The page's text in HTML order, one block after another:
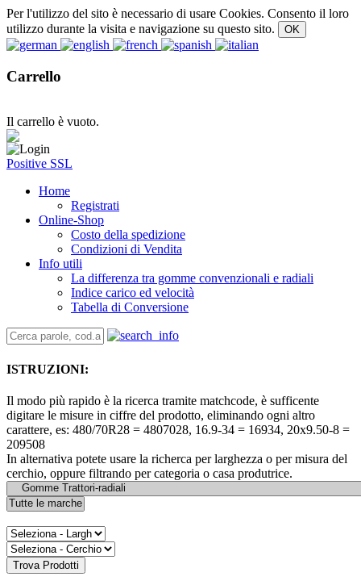
Per l'utilizzo del sito è necessario di usare Cookies. Consento il loro
utilizzo durante la visita e navigazione su questo sito.
Carrello
Il carrello è vuoto.
Positive SSL
Home
Registrati
Online-Shop
Costo della spedizione
Condizioni di Vendita
Info utili
La differenza tra gomme convenzionali e radiali
Indice carico ed velocità
Tabella di Conversione
ISTRUZIONI:
Il modo più rapido è la ricerca tramite matchcode, è sufficente
digitare le misure in ciffre del prodotto, eliminando ogni altro
carattere, es: 480/70R28 = 4807028, 16.9-34 = 16934, 20x9.50-8 =
209508
In alternativa potete usare la richerca per larghezza o per misura del
cerchio, oppure filtrando per categoria o casa produtrice.